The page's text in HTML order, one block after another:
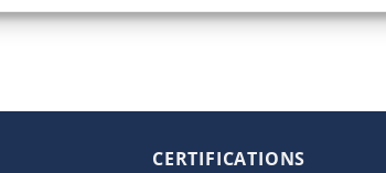
CERTIFICATIONS